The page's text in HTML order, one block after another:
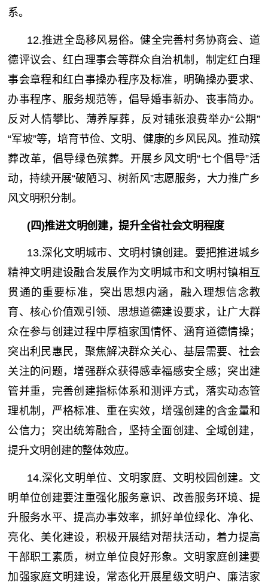
系。
12.推进全岛移风易俗。健全完善村务协商会、道
德评议会、红白理事会等群众自治机制，制定红白理
事会章程和红白事操办程序及标准，明确操办要求、
办事程序、服务规范等，倡导婚事新办、丧事简办。
反对人情攀比、薄养厚葬，反对铺张浪费举办“公期”
“军坡”等，培育节俭、文明、健康的乡风民风。推动殡
葬改革，倡导绿色殡葬。开展乡风文明“七个倡导”活
动，持续开展“破陋习、树新风”志愿服务，大力推广乡
风文明积分制。
(四)推进文明创建，提升全省社会文明程度
13.深化文明城市、文明村镇创建。要把推进城乡
精神文明建设融合发展作为文明城市和文明村镇相互
贯通的重要标准，突出思想内涵，融入理想信念教
育、核心价值观引领、思想道德建设要求，让广大群
众在参与创建过程中厚植家国情怀、涵育道德情操；
突出利民惠民，聚焦解决群众关心、基层需要、社会
关注的问题，增强群众获得感幸福感安全感；突出建
管并重，完善创建指标体系和测评方式，落实动态管
理机制，严格标准、重在实效，增强创建的含金量和
公信力；突出统筹融合，坚持全面创建、全域创建，
提升文明创建的整体效应。
14.深化文明单位、文明家庭、文明校园创建。文
明单位创建要注重强化服务意识、改善服务环境、提
升服务水平、提高办事效率，抓好单位绿化、净化、
亮化、美化建设，积极开展结对帮扶活动，着力提高
干部职工素质，树立单位良好形象。文明家庭创建要
加强家庭文明建设，常态化开展星级文明户、廉洁家